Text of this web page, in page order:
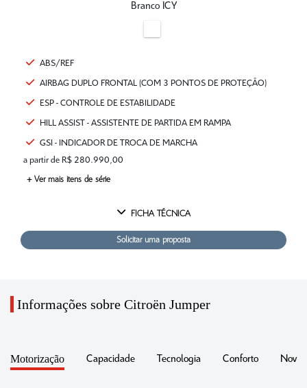
Branco ICY
ABS/REF
AIRBAG DUPLO FRONTAL (COM 3 PONTOS DE PROTEÇÃO)
ESP - CONTROLE DE ESTABILIDADE
HILL ASSIST - ASSISTENTE DE PARTIDA EM RAMPA
GSI - INDICADOR DE TROCA DE MARCHA
a partir de R$ 280.990,00
+ Ver mais itens de série
FICHA TÉCNICA
Solicitar uma proposta
Informações sobre Citroën Jumper
Motorização Capacidade Tecnologia Conforto Novo